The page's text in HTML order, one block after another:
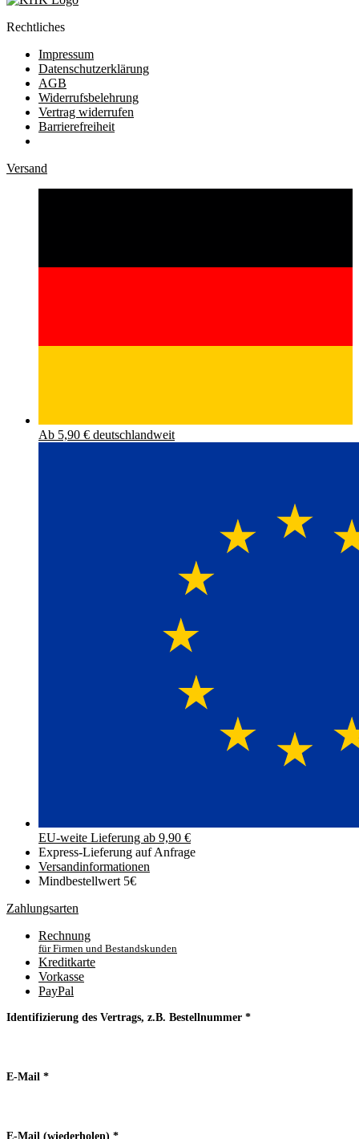
Rechtliches
Impressum
Datenschutzerklärung
AGB
Widerrufsbelehrung
Vertrag widerrufen
Barrierefreiheit
Versand
Ab 5,90 € deutschlandweit
EU-weite Lieferung ab 9,90 €
Express-Lieferung auf Anfrage
Versand­informationen
Mindbestellwert 5€
Zahlungsarten
Rechnung
für Firmen und Bestandskunden
Kreditkarte
Vorkasse
PayPal
Identifizierung des Vertrags, z.B. Bestellnummer *
E-Mail *
E-Mail (wiederholen) *